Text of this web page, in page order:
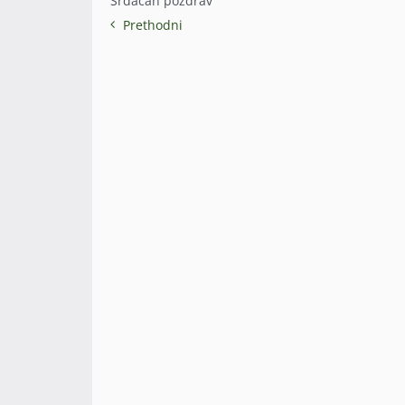
Prethodni